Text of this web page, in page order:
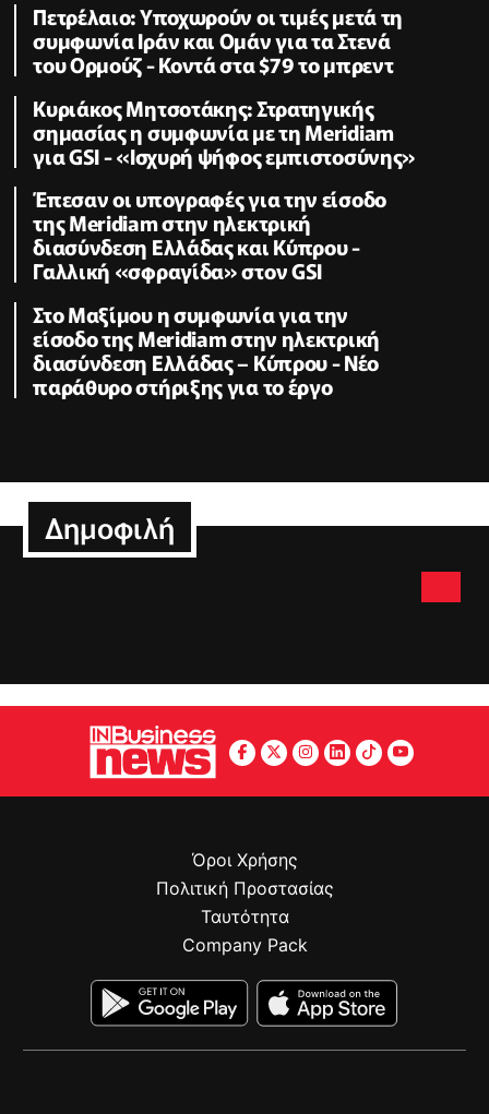
Πετρέλαιο: Υποχωρούν οι τιμές μετά τη
συμφωνία Ιράν και Ομάν για τα Στενά
του Ορμούζ - Κοντά στα $79 το μπρεντ
Κυριάκος Μητσοτάκης: Στρατηγικής
σημασίας η συμφωνία με τη Meridiam
για GSI - «Ισχυρή ψήφος εμπιστοσύνης»
Έπεσαν οι υπογραφές για την είσοδο
της Meridiam στην ηλεκτρική
διασύνδεση Ελλάδας και Κύπρου -
Γαλλική «σφραγίδα» στον GSI
Στο Μαξίμου η συμφωνία για την
είσοδο της Meridiam στην ηλεκτρική
διασύνδεση Ελλάδας – Κύπρου - Νέο
παράθυρο στήριξης για το έργο
Δημοφιλή
Όροι Χρήσης
Πολιτική Προστασίας
Ταυτότητα
Company Pack